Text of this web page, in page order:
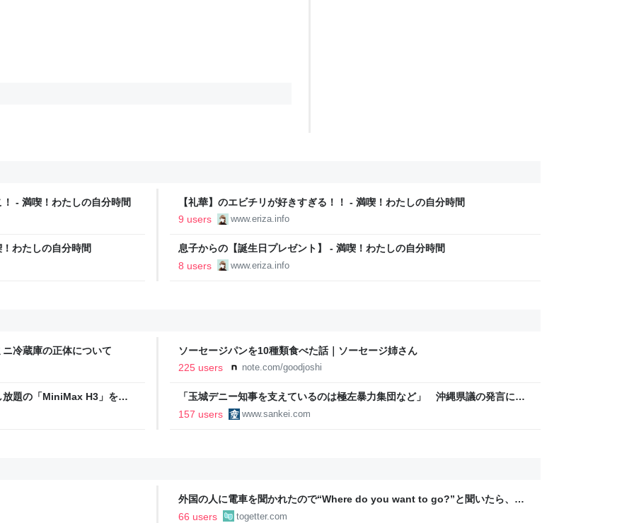
- 満喫！わたしの自分時間
【礼華】のエビチリが好きすぎる！！ - 満喫！わたしの自分時間
9 users
www.eriza.info
わたしの自分時間
息子からの【誕生日プレゼント】 - 満喫！わたしの自分時間
8 users
www.eriza.info
冷蔵庫の正体について
ソーセージパンを10種類食べた話｜ソーセージ姉さん
225 users
note.com/goodjoshi
題の「MiniMax H3」を徹
「玉城デニー知事を支えているのは極左暴力集団など」 沖縄県議の発言に、
撤回求め抗議
157 users www.sankei.com
外国の人に電車を聞かれたので“Where do you want to go?”と聞いたら、
「私日本語わかりません」と言われた話「理解するのに数秒かかった」「こん
66 users togetter.com